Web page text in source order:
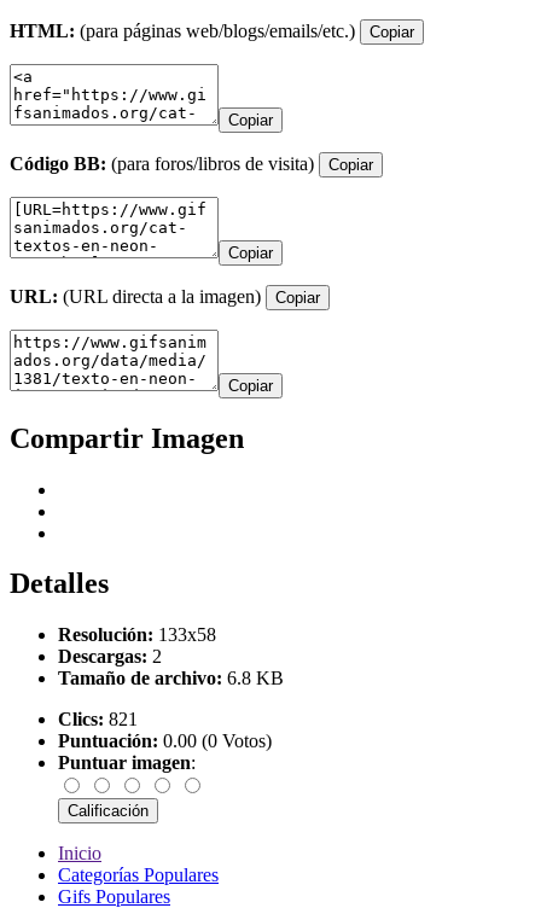
HTML: (para páginas web/blogs/emails/etc.) Copiar
Copiar
Código BB: (para foros/libros de visita) Copiar
Copiar
URL: (URL directa a la imagen) Copiar
Copiar
Compartir Imagen
Detalles
Resolución: 133x58
Descargas: 2
Tamaño de archivo: 6.8 KB
Clics: 821
Puntuación: 0.00 (0 Votos)
Puntuar imagen:
Inicio
Categorías Populares
Gifs Populares